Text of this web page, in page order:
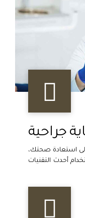
جراحية
إلى استعادة صحتك،
أحدث التقنيات